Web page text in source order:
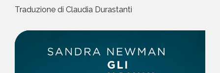
CATALOGO
Traduzione di Claudia Durastanti